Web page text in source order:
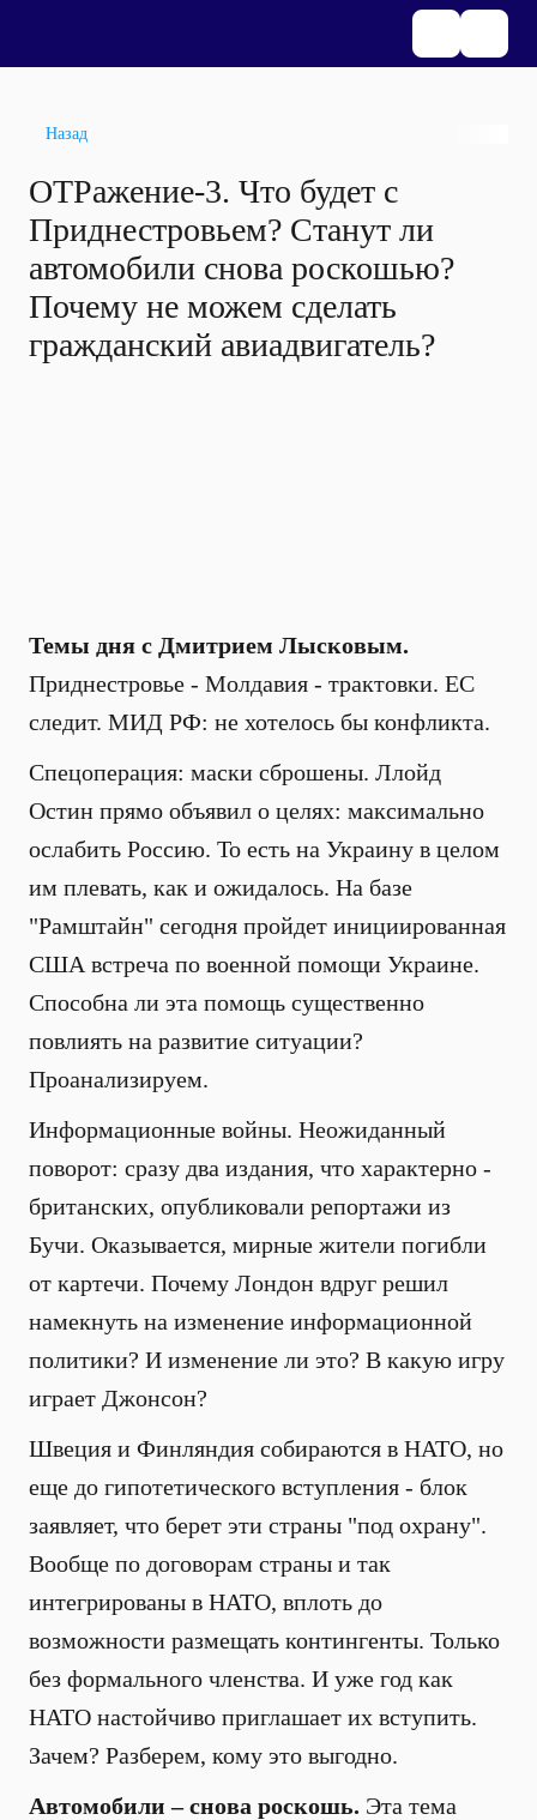
Назад
ОТРажение-3. Что будет с
Приднестровьем? Станут ли
автомобили снова роскошью?
Почему не можем сделать
гражданский авиадвигатель?
Темы дня с Дмитрием Лысковым.
Приднестровье - Молдавия - трактовки. ЕС
следит. МИД РФ: не хотелось бы конфликта.
Спецоперация: маски сброшены. Ллойд
Остин прямо объявил о целях: максимально
ослабить Россию. То есть на Украину в целом
им плевать, как и ожидалось. На базе
"Рамштайн" сегодня пройдет инициированная
США встреча по военной помощи Украине.
Способна ли эта помощь существенно
повлиять на развитие ситуации?
Проанализируем.
Информационные войны. Неожиданный
поворот: сразу два издания, что характерно -
британских, опубликовали репортажи из
Бучи. Оказывается, мирные жители погибли
от картечи. Почему Лондон вдруг решил
намекнуть на изменение информационной
политики? И изменение ли это? В какую игру
играет Джонсон?
Швеция и Финляндия собираются в НАТО, но
еще до гипотетического вступления - блок
заявляет, что берет эти страны "под охрану".
Вообще по договорам страны и так
интегрированы в НАТО, вплоть до
возможности размещать контингенты. Только
без формального членства. И уже год как
НАТО настойчиво приглашает их вступить.
Зачем? Разберем, кому это выгодно.
Автомобили – снова роскошь. Эта тема